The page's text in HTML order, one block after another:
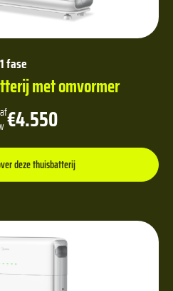
1 fase
met omvormer
€4.550
deze thuisbatterij